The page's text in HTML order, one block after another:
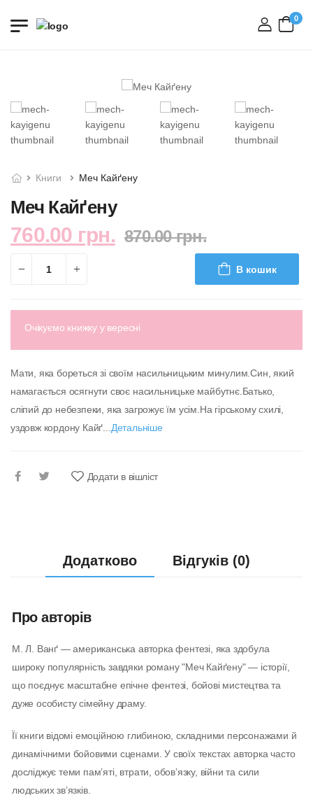
вхід
0
Книги Меч Кайґену
Меч Кайґену
760.00 грн. 870.00 грн.
В кошик
Очікуємо книжку у вересні
Мати, яка бореться зі своїм насильницьким минулим.Син, який
намагається осягнути своє насильницьке майбутнє.Батько,
сліпий до небезпеки, яка загрожує їм усім.На гірському схилі,
уздовж кордону Кайґ...Детальніше
Додати в вішліст
Додатково Відгуків (0)
Про авторів
М. Л. Ванґ — американська авторка фентезі, яка здобула
широку популярність завдяки роману "Меч Кайґену" — історії,
що поєднує масштабне епічне фентезі, бойові мистецтва та
дуже особисту сімейну драму.
Її книги відомі емоційною глибиною, складними персонажами й
динамічними бойовими сценами. У своїх текстах авторка часто
досліджує теми пам’яті, втрати, обов’язку, війни та сили
людських зв’язків.